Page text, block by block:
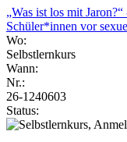
„Was ist los mit
Schüler*innen vor
Wo:
Selbstlernkurs
Wann:
Nr.:
26-1240603
Status: